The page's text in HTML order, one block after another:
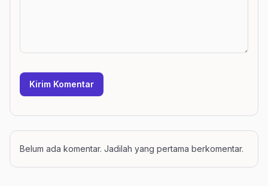
Kirim Komentar
Belum ada komentar. Jadilah yang pertama berkomentar.